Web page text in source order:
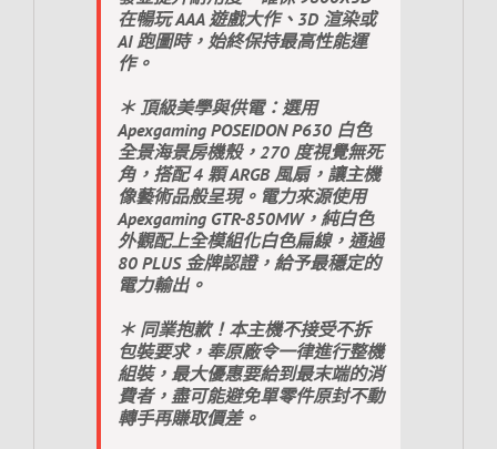
在暢玩 AAA 遊戲大作、3D 渲染或
AI 跑圖時，始終保持最高性能運
作。
＊ 頂級美學與供電：選用
Apexgaming POSEIDON P630 白色
全景海景房機殼，270 度視覺無死
角，搭配 4 顆 ARGB 風扇，讓主機
像藝術品般呈現。電力來源使用
Apexgaming GTR-850MW，純白色
外觀配上全模組化白色扁線，通過
80 PLUS 金牌認證，給予最穩定的
電力輸出。
＊ 同業抱歉！本主機不接受不拆
包裝要求，奉原廠令一律進行整機
組裝，最大優惠要給到最末端的消
費者，盡可能避免單零件原封不動
轉手再賺取價差。